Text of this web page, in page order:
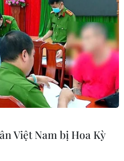
xác minh
Liban
lập tuyến
Hormuz
tiết lộ
Việt Nam bị Hoa Kỳ